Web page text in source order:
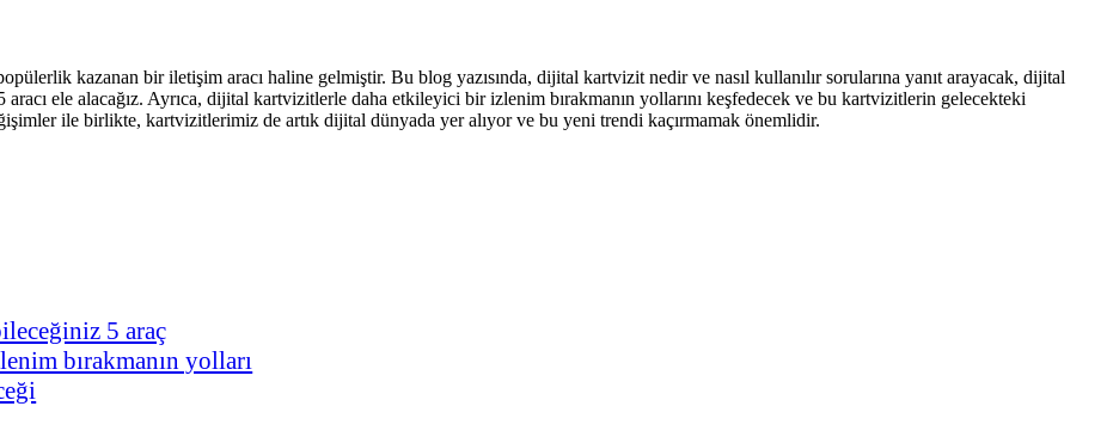
kazanan bir iletişim aracı haline gelmiştir. Bu blog yazısında, dijital kartvizit nedir ve nasıl kullanılır sorularına yanıt arayacak, dijital
ele alacağız. Ayrıca, dijital kartvizitlerle daha etkileyici bir izlenim bırakmanın yollarını keşfedecek ve bu kartvizitlerin gelecekteki
ile birlikte, kartvizitlerimiz de artık dijital dünyada yer alıyor ve bu yeni trendi kaçırmamak önemlidir.
5 araç
bırakmanın yolları